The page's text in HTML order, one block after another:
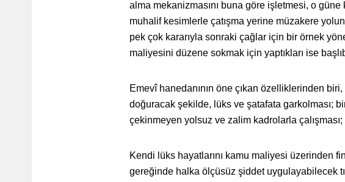
alma mekanizmasını buna göre işletmesi, o
muhalif kesimlerle çatışma yerine müzakere
pek çok kararıyla sonraki çağlar için bir örnek
maliyesini düzene sokmak için yaptıkları ise
Emevî hanedanının öne çıkan özelliklerinden
doğuracak şekilde, lüks ve şatafata garkolması;
çekinmeyen yolsuz ve zalim kadrolarla çalışması;
Kendi lüks hayatlarını kamu maliyesi üzerinden
gereğinde halka ölçüsüz şiddet uygulayabilecek